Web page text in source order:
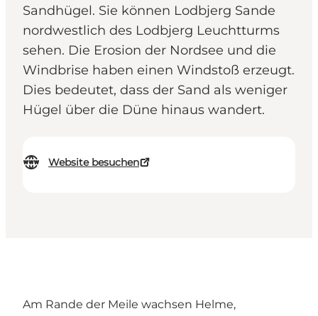
Sandhügel. Sie können Lodbjerg Sande
nordwestlich des Lodbjerg Leuchtturms
sehen. Die Erosion der Nordsee und die
Windbrise haben einen Windstoß erzeugt.
Dies bedeutet, dass der Sand als weniger
Hügel über die Düne hinaus wandert.
Website besuchen
Am Rande der Meile wachsen Helme,